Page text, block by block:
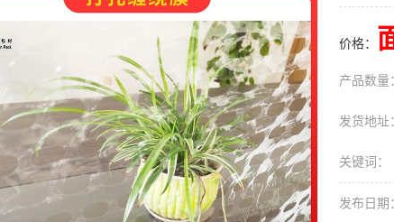
价格：
产品数量
发货地址
关键词：
发布日期